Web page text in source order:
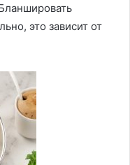
это зависит от